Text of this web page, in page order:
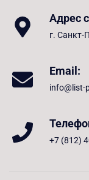
Адрес
г. Санкт-
Email:
info@list-
+7 (812)